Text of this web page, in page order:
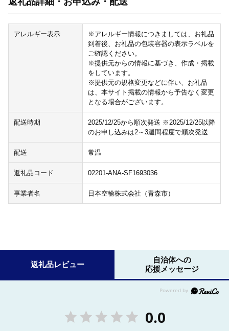
アレルギー表示
※アレルギー情報につきましては、お礼品
到着後、お礼品の包装容器の表示ラベルを
ご確認ください。
※提供元からの情報に基づき、作成・掲載
をしています。
※提供元の規格変更などに伴い、お礼品
は、本サイト掲載の情報から予告なく変更
となる場合がございます。
配送時期
2025/12/25から順次発送 ※2025/12/25以降
のお申し込みは2～3週間程度で順次発送
配送 常温
返礼品コード 02201-ANA-SF1693036
事業者名 日本空輸株式会社（青森市）
返礼品レビュー
自治体への
応援メッセージ
0.0